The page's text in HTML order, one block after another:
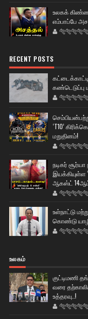
உலகக் கிண்ண
எம்பாப்பே
RECENT POSTS
‘T10’
மறுதினம்!
நடிகர்
இயக்கியுள்ள
ஆகஸ்ட் 14ஆம்
உள்நாட்டு
கொண்டு
உலகம்
குட்டிமணி
வரை
உத்தரவு..!